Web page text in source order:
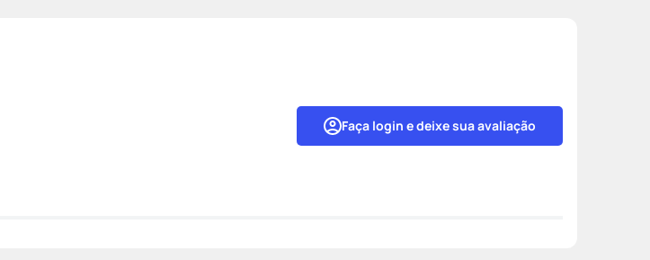
Faça login e deixe sua avaliação